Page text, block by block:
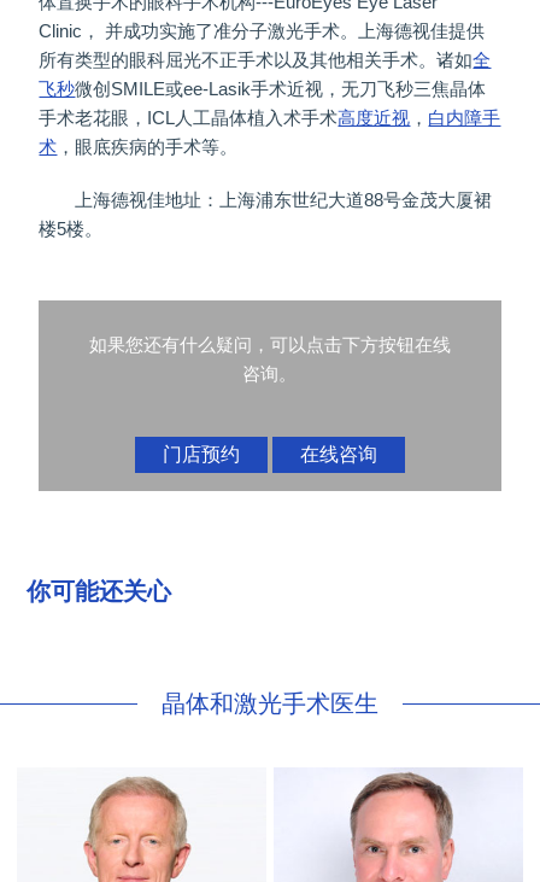
Clinic， 并成功实施了准分子激光手术。上海德视佳提供
所有类型的眼科屈光不正手术以及其他相关手术。诸如全
飞秒微创SMILE或ee-Lasik手术近视，无刀飞秒三焦晶体
手术老花眼，ICL人工晶体植入术手术高度近视 ， 白内障手
术 ，眼底疾病的手术等。
上海德视佳地址：上海浦东世纪大道88号金茂大厦裙
楼5楼。
如果您还有什么疑问，可以点击下方按钮在线
咨询。
门店预约 在线咨询
你可能还关心
晶体和激光手术医生